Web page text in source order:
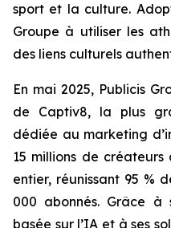
sport et la culture.
Groupe à utiliser les
des liens culturels
En mai 2025, Publicis
de Captiv8, la plus
dédiée au marketing
15 millions de
entier, réunissant 95 %
000 abonnés. Grâce à
basée sur l’IA et à ses